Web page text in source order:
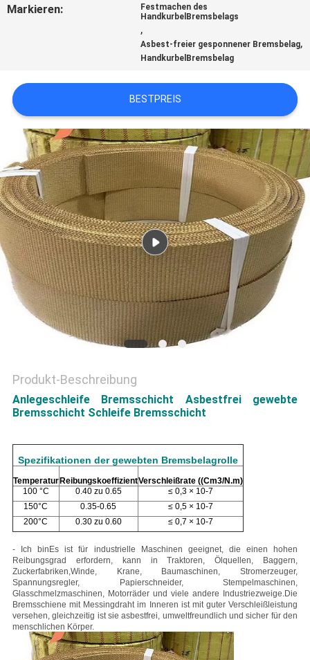
SITEMAP
PRIVACY
POLICY
Markieren:
Festmachen des
HandkurbelBremsbelags
,
Asbest-freier gesponnener Bremsbelag,
HandkurbelBremsbelag
BESTPREIS
Produkt-Beschreibung
Anlegeschleife Bremsschicht Asbestfrei gewebte
Bremsschicht Schleife Bremsschicht
Spezifikationen der gewebten Bremsbelagrolle
Temperatur ReibungskoeffizientVerschleißrate ((Cm3/N.m)
100 °C
0.40 zu 0.65
≤ 0,3 × 10-7
150°C
0.35-0.65
≤ 0,5 × 10-7
200°C
0.30 zu 0.60 ≤ 0,7 × 10-7
- Ich bin Es ist für industrielle Maschinen geeignet, die einen hohen
Reibungsgrad erfordern, kann in Traktoren, Ölquellen, Baggern,
Zuckerfabriken,Winde, Krane, Baumaschinen, Stromerzeuger,
Spannungsregler, Papierschneider, Stempelmaschinen,
Glasschmelzmaschinen, Motorräder und viele andere Industriezweige.Die
Bremsschiene mit Messingdraht im Inneren ist mit guter Verschleißleistung
versehen, gleichzeitig ist sie asbestfrei, umweltfreundlich und sicher für den
menschlichen Körper.